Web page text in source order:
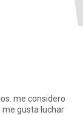
me considero
me gusta luchar